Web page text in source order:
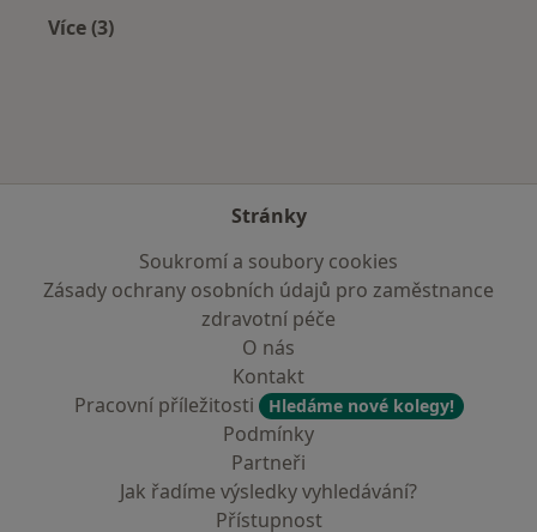
Více (3)
Stránky
Soukromí a soubory cookies
Zásady ochrany osobních údajů pro zaměstnance
zdravotní péče
O nás
Kontakt
Pracovní příležitosti
Hledáme nové kolegy!
Podmínky
Partneři
Jak řadíme výsledky vyhledávání?
Přístupnost